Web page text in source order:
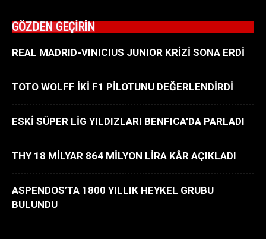
GÖZDEN GEÇİRİN
REAL MADRID-VINICIUS JUNIOR KRİZİ SONA ERDİ
TOTO WOLFF İKİ F1 PİLOTUNU DEĞERLENDİRDİ
ESKİ SÜPER LİG YILDIZLARI BENFICA’DA PARLADI
THY 18 MİLYAR 864 MİLYON LİRA KÂR AÇIKLADI
ASPENDOS’TA 1800 YILLIK HEYKEL GRUBU
BULUNDU